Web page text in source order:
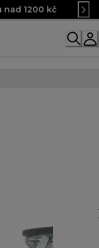
nad 1200 kč